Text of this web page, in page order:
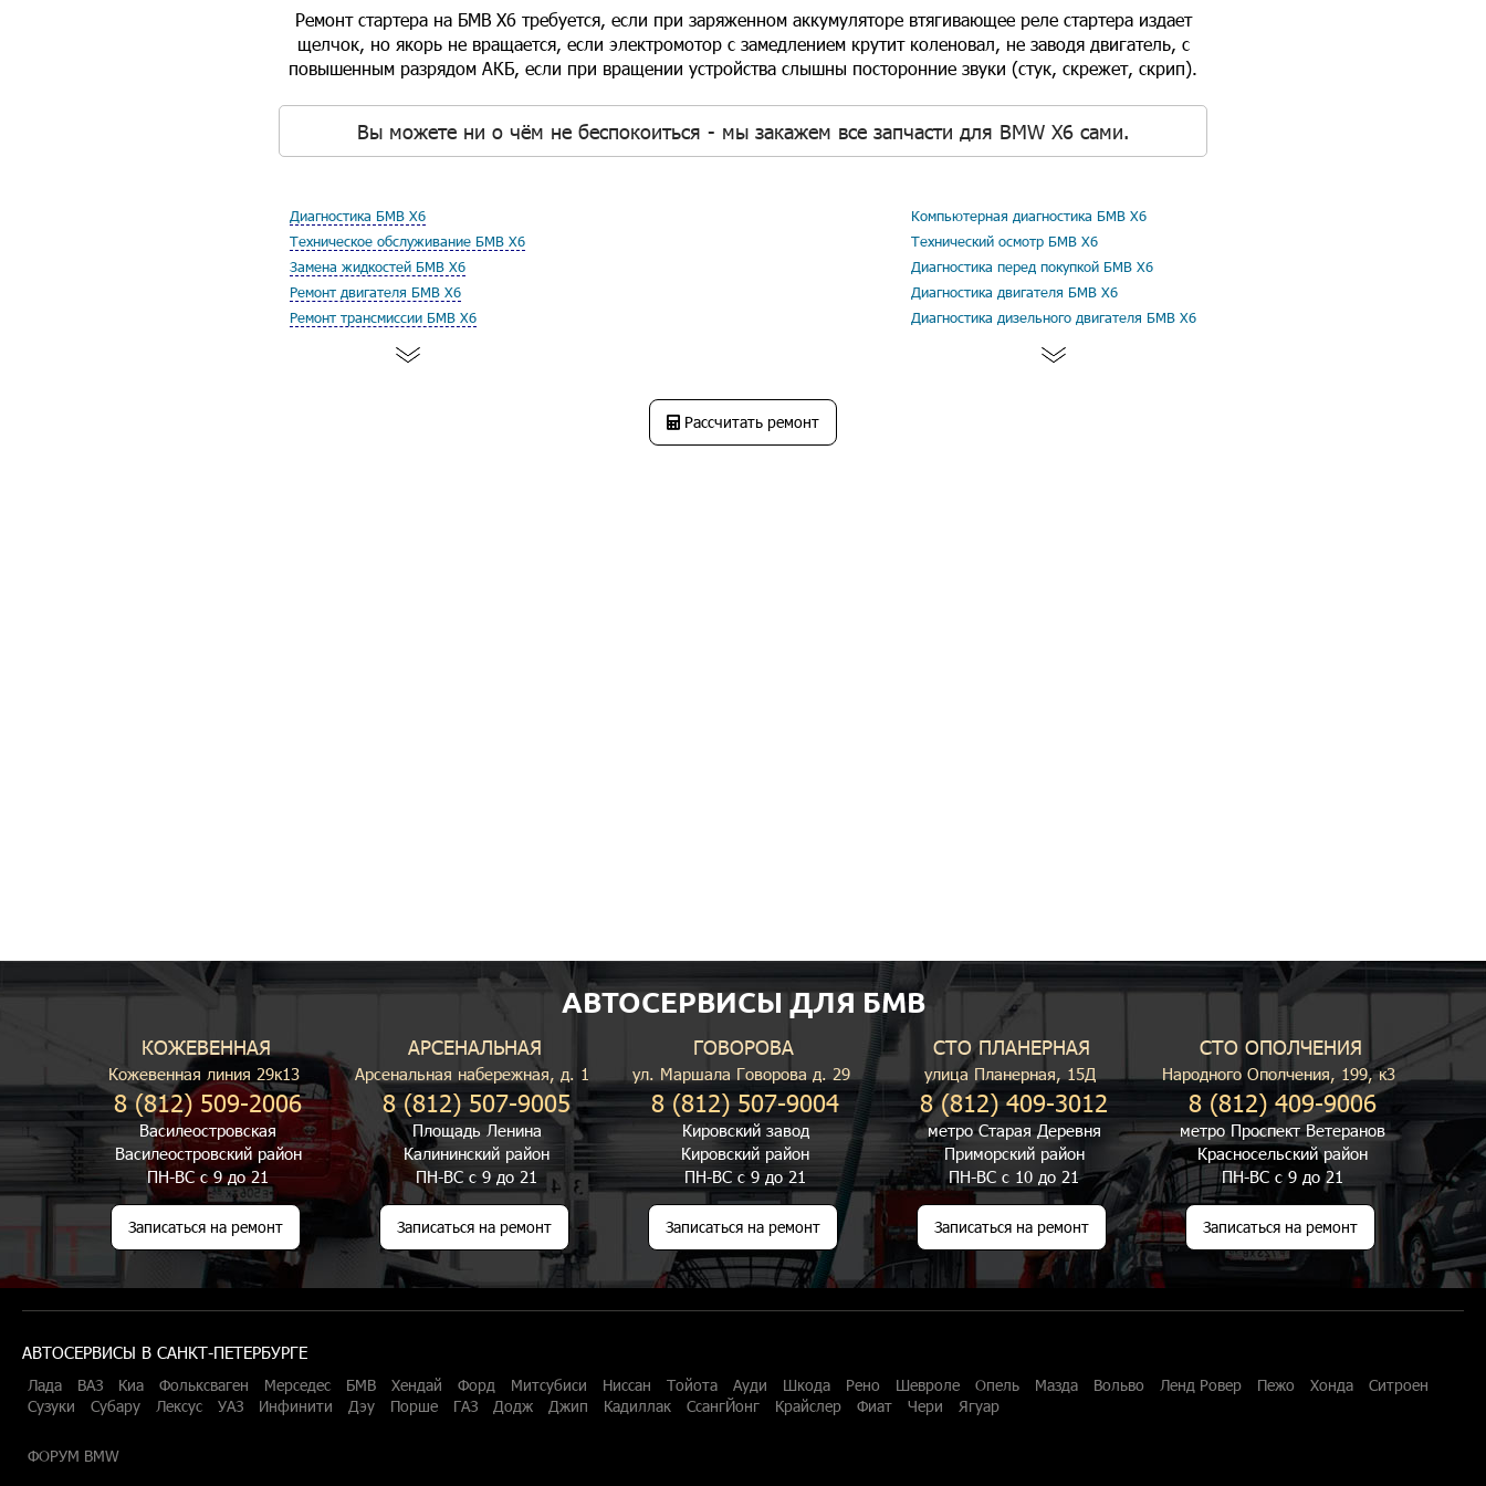
Ремонт стартера на БМВ Х6 требуется, если при заряженном аккумуляторе втягивающее реле стартера издает
щелчок, но якорь не вращается, если электромотор с замедлением крутит коленовал, не заводя двигатель, с
повышенным разрядом АКБ, если при вращении устройства слышны посторонние звуки (стук, скрежет, скрип).
Вы можете ни о чём не беспокоиться - мы закажем все запчасти для BMW X6 сами.
Диагностика БМВ Х6
Техническое обслуживание БМВ Х6
Замена жидкостей БМВ Х6
Ремонт двигателя БМВ Х6
Ремонт трансмиссии БМВ Х6
Компьютерная диагностика БМВ Х6
Технический осмотр БМВ Х6
Диагностика перед покупкой БМВ Х6
Диагностика двигателя БМВ Х6
Диагностика дизельного двигателя БМВ Х6
Рассчитать ремонт
АВТОСЕРВИСЫ ДЛЯ БМВ
КОЖЕВЕННАЯ
Кожевенная линия 29к13
8 (812) 509-2006
Василеостровская
Василеостровский район
ПН-ВС с 9 до 21
Записаться на ремонт
АРСЕНАЛЬНАЯ
Арсенальная набережная, д. 1
8 (812) 507-9005
Площадь Ленина
Калининский район
ПН-ВС с 9 до 21
Записаться на ремонт
ГОВОРОВА
ул. Маршала Говорова д. 29
8 (812) 507-9004
Кировский завод
Кировский район
ПН-ВС с 9 до 21
Записаться на ремонт
СТО ПЛАНЕРНАЯ
улица Планерная, 15Д
8 (812) 409-3012
метро Старая Деревня
Приморский район
ПН-ВС с 10 до 21
Записаться на ремонт
СТО ОПОЛЧЕНИЯ
Народного Ополчения, 199, к3
8 (812) 409-9006
метро Проспект Ветеранов
Красносельский район
ПН-ВС с 9 до 21
Записаться на ремонт
АВТОСЕРВИСЫ В САНКТ-ПЕТЕРБУРГЕ
Лада ВАЗ Киа Фольксваген Мерседес БМВ Хендай Форд Митсубиси Ниссан Тойота Ауди Шкода Рено Шевроле Опель Мазда Вольво Ленд Ровер Пежо Хонда
Ситроен
Сузуки
Субару Лексус УАЗ Инфинити Дэу Порше ГАЗ Додж Джип Кадиллак СсангЙонг Крайслер Фиат Чери Ягуар
ФОРУМ BMW